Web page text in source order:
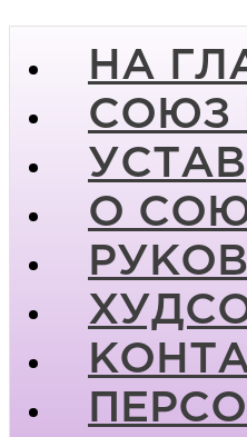
НА
СОЮЗ
УСТАВ
О